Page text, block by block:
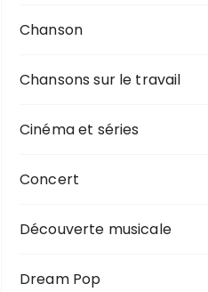
Chanson
Chansons sur le travail
Cinéma et séries
Concert
Découverte musicale
Dream Pop